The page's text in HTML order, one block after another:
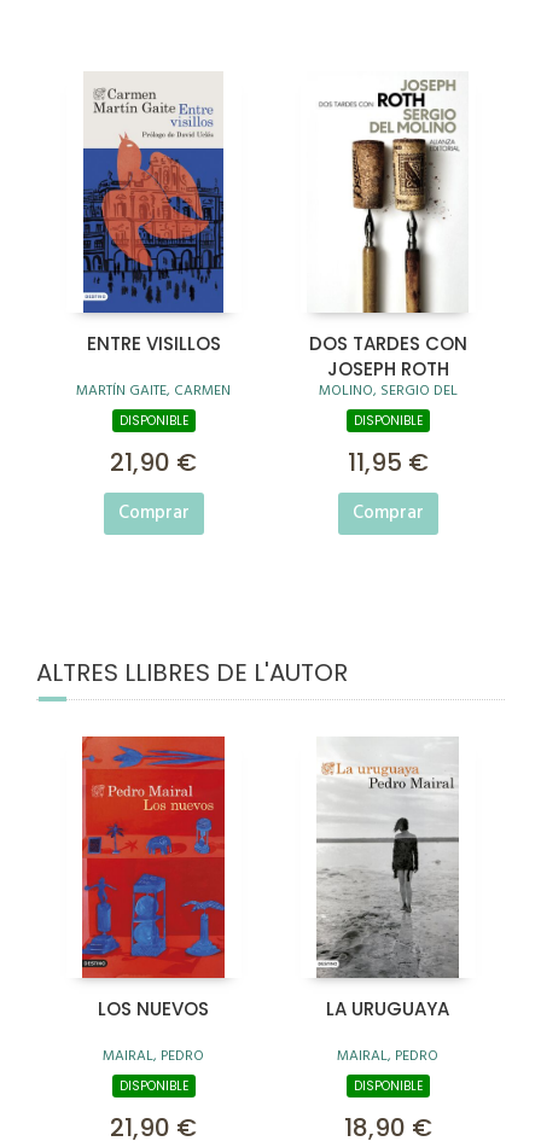
ENTRE VISILLOS
MARTÍN GAITE, CARMEN
DISPONIBLE
21,90 €
Comprar
DOS TARDES CON
JOSEPH ROTH
MOLINO, SERGIO DEL
DISPONIBLE
11,95 €
Comprar
ALTRES LLIBRES DE L'AUTOR
LOS NUEVOS
MAIRAL, PEDRO
DISPONIBLE
21,90 €
LA URUGUAYA
MAIRAL, PEDRO
DISPONIBLE
18,90 €